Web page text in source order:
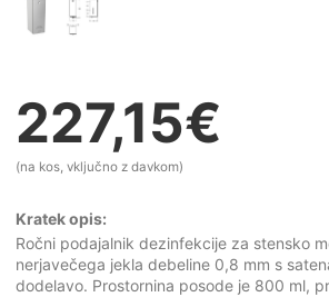
227,15€
(na kos, vključno z davkom)
Kratek opis:
Ročni podajalnik dezinfekcije za stensko
nerjavečega jekla debeline 0,8 mm s
dodelavo. Prostornina posode je 800 ml,